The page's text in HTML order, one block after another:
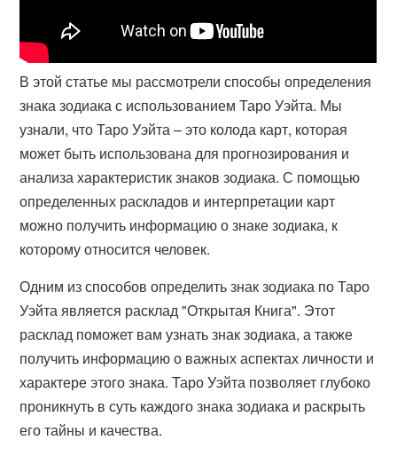
В этой статье мы рассмотрели способы определения
знака зодиака с использованием Таро Уэйта. Мы
узнали, что Таро Уэйта – это колода карт, которая
может быть использована для прогнозирования и
анализа характеристик знаков зодиака. С помощью
определенных раскладов и интерпретации карт
можно получить информацию о знаке зодиака, к
которому относится человек.
Одним из способов определить знак зодиака по Таро
Уэйта является расклад "Открытая Книга". Этот
расклад поможет вам узнать знак зодиака, а также
получить информацию о важных аспектах личности и
характере этого знака. Таро Уэйта позволяет глубоко
проникнуть в суть каждого знака зодиака и раскрыть
его тайны и качества.